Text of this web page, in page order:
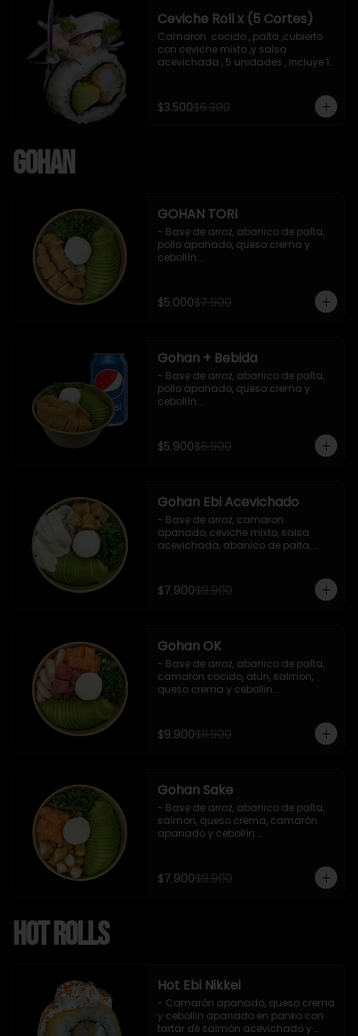
Ceviche Roll x (5 Cortes)
Camaron  cocido , palta ,cubierto
con ceviche mixto ,y salsa
acevichada , 5 unidades , incluye 1
$3.500$6.300
Gohan
GOHAN TORI
- Base de arroz, abanico de palta,
pollo apanado, queso crema y
cebollín.
$5.000$7.900
Gohan + Bebida
- Base de arroz, abanico de palta,
pollo apanado, queso crema y
cebollín.
**Imagen Referencial**
$5.900$6.900
Gohan Ebi Acevichado
- Base de arroz, camaron
apanado, ceviche mixto, salsa
acevichada, abanico de palta,
$7.900$9.900
Gohan OK
- Base de arroz, abanico de palta,
camaron cocido, atun, salmon,
queso crema y cebollin.
$9.900$11.900
Gohan Sake
- Base de arroz, abanico de palta,
salmon, queso crema, camarón
apanado y cebollín.
$7.900$9.900
Hot Rolls
Hot Ebi Nikkei
- Camarón apanado, queso crema
y cebollin apanado en panko con
tartar de salmón acevichado y